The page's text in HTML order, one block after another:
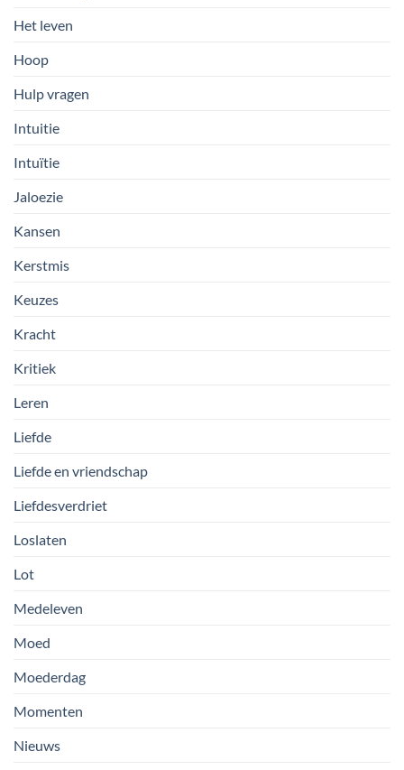
Het leven
Hoop
Hulp vragen
Intuitie
Intuïtie
Jaloezie
Kansen
Kerstmis
Keuzes
Kracht
Kritiek
Leren
Liefde
Liefde en vriendschap
Liefdesverdriet
Loslaten
Lot
Medeleven
Moed
Moederdag
Momenten
Nieuws